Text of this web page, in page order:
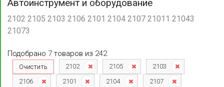
Автоинструмент и оборудование
2102 2105 2103 2106 2101 2104 2107 21011 21043
21073
Подобрано 7 товаров из 242
Очистить 2102 2105
2103
2106
2101 2104
2107